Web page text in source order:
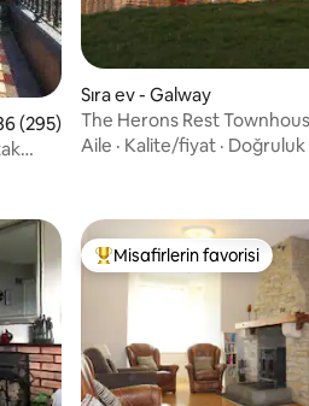
ortalama 4,86 puan, 295
(295)
Sıra ev - Galway
The Herons Rest
manzaraları
Aile · Kalite/fiyat · Doğruluk
Misafirlerin favorilerinden
Misafirlerin favorisi